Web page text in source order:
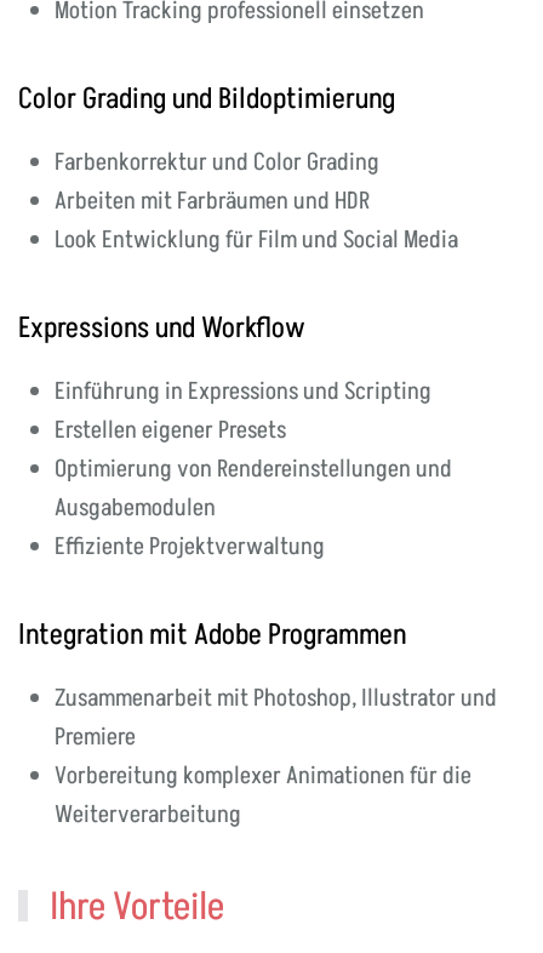
Motion Tracking professionell einsetzen
Color Grading und Bildoptimierung
Farbenkorrektur und Color Grading
Arbeiten mit Farbräumen und HDR
Look Entwicklung für Film und Social Media
Expressions und Workflow
Einführung in Expressions und Scripting
Erstellen eigener Presets
Optimierung von Rendereinstellungen und
Ausgabemodulen
Effiziente Projektverwaltung
Integration mit Adobe Programmen
Zusammenarbeit mit Photoshop, Illustrator und
Premiere
Vorbereitung komplexer Animationen für die
Weiterverarbeitung
Ihre Vorteile